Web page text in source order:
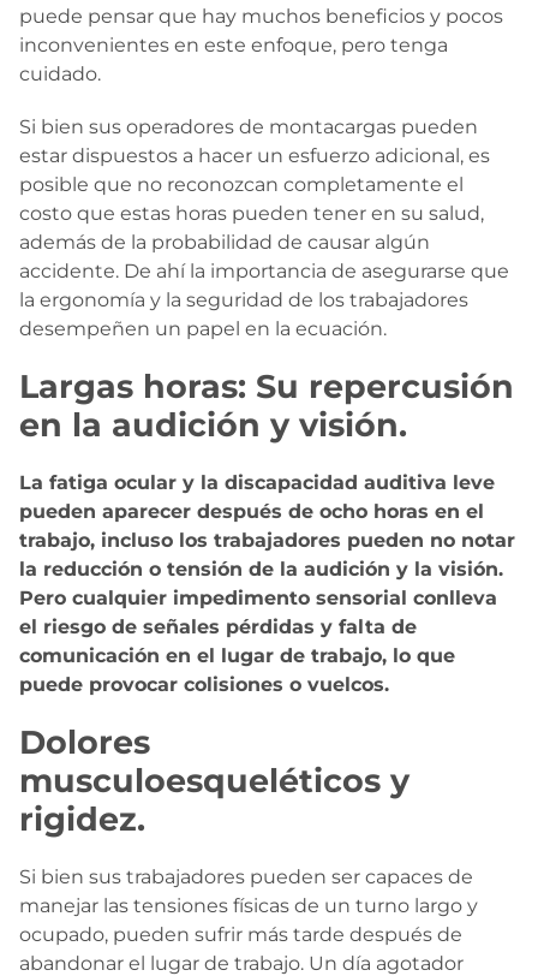
puede pensar que hay muchos beneficios y pocos
inconvenientes en este enfoque, pero tenga
cuidado.
Si bien sus operadores de montacargas pueden
estar dispuestos a hacer un esfuerzo adicional, es
posible que no reconozcan completamente el
costo que estas horas pueden tener en su salud,
además de la probabilidad de causar algún
accidente. De ahí la importancia de asegurarse que
la ergonomía y la seguridad de los trabajadores
desempeñen un papel en la ecuación.
Largas horas: Su repercusión
en la audición y visión.
La fatiga ocular y la discapacidad auditiva leve
pueden aparecer después de ocho horas en el
trabajo, incluso los trabajadores pueden no notar
la reducción o tensión de la audición y la visión.
Pero cualquier impedimento sensorial conlleva
el riesgo de señales pérdidas y falta de
comunicación en el lugar de trabajo, lo que
puede provocar colisiones o vuelcos.
Dolores
musculoesqueléticos y
rigidez.
Si bien sus trabajadores pueden ser capaces de
manejar las tensiones físicas de un turno largo y
ocupado, pueden sufrir más tarde después de
abandonar el lugar de trabajo. Un día agotador